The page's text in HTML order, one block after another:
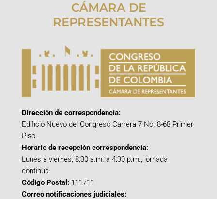
CÁMARA DE
REPRESENTANTES
Dirección de correspondencia:
Edificio Nuevo del Congreso Carrera 7 No. 8-68 Primer
Piso.
Horario de recepción correspondencia:
Lunes a viernes, 8:30 a.m. a 4:30 p.m., jornada
continua.
Código Postal: 111711
Correo notificaciones judiciales: